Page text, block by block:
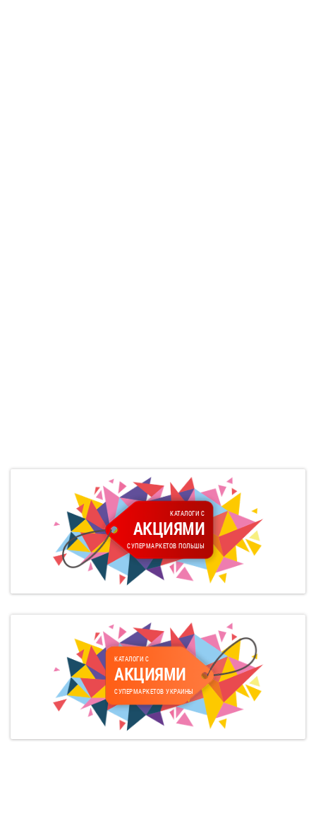
КАТАЛОГИ С
АКЦИЯМИ
СУПЕРМАРКЕТОВ ПОЛЬШЫ
КАТАЛОГИ С
АКЦИЯМИ
СУПЕРМАРКЕТОВ УКРАИНЫ